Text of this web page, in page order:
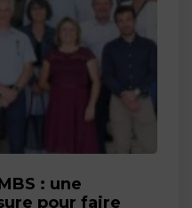
: une
pour faire